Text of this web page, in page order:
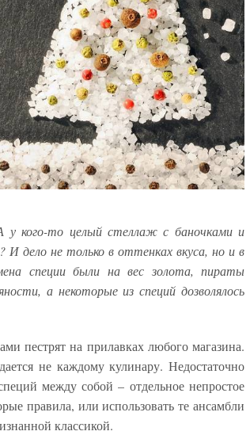
у кого-то целый стеллаж с баночками и
И дело не только в оттенках вкуса, но и в
специи были на вес золота, пираты
а некоторые из специй дозволялось
пестрят на прилавках любого магазина.
не каждому кулинару. Недостаточно
между собой – отдельное непростое
правила, или использовать те ансамбли
классикой.